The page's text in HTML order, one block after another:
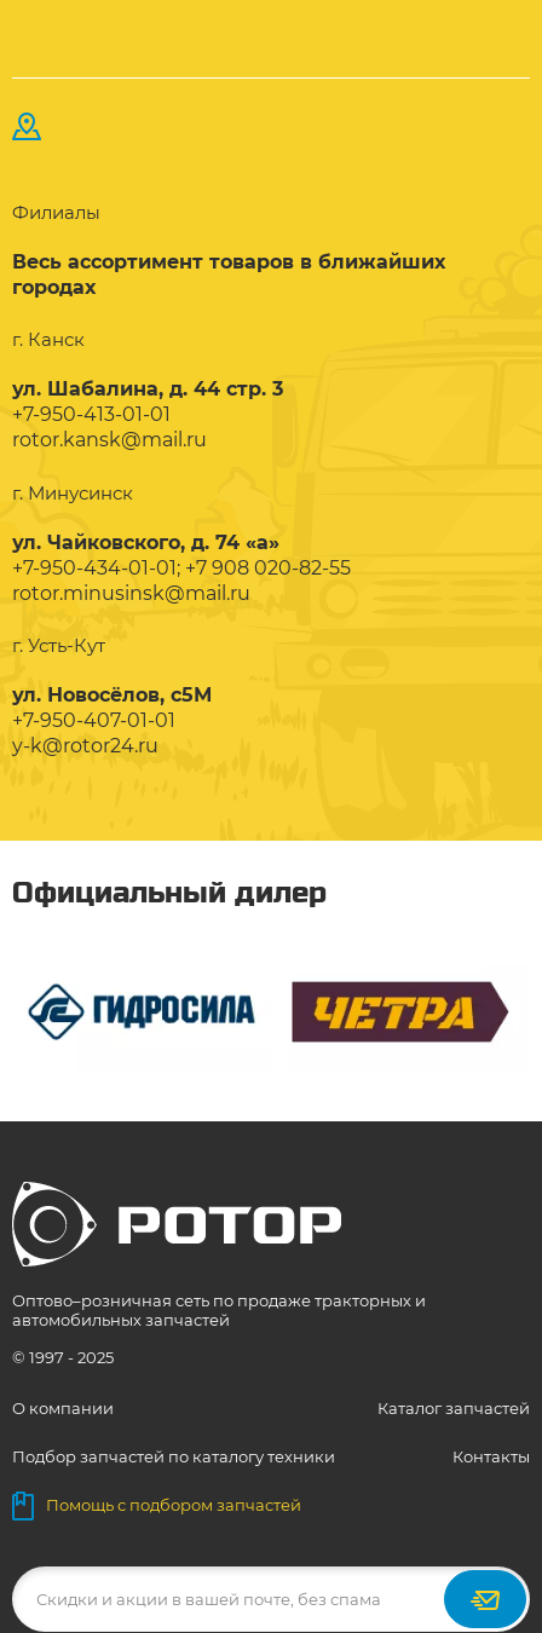
Филиалы
Весь ассортимент товаров в ближайших
городах
г. Канск
ул. Шабалина, д. 44 стр. 3
+7-950-413-01-01
rotor.kansk@mail.ru
г. Минусинск
ул. Чайковского, д. 74 «а»
+7-950-434-01-01; +7 908 020-82-55
rotor.minusinsk@mail.ru
г. Усть-Кут
ул. Новосёлов, с5М
+7-950-407-01-01
y-k@rotor24.ru
Официальный дилер
Оптово–розничная сеть по продаже тракторных и
автомобильных запчастей
© 1997 - 2025
О компании Каталог запчастей
Подбор запчастей по каталогу техники Контакты
Помощь с подбором запчастей